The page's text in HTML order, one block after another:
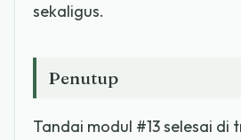
sekaligus.
Penutup
Tandai modul #13 selesai di